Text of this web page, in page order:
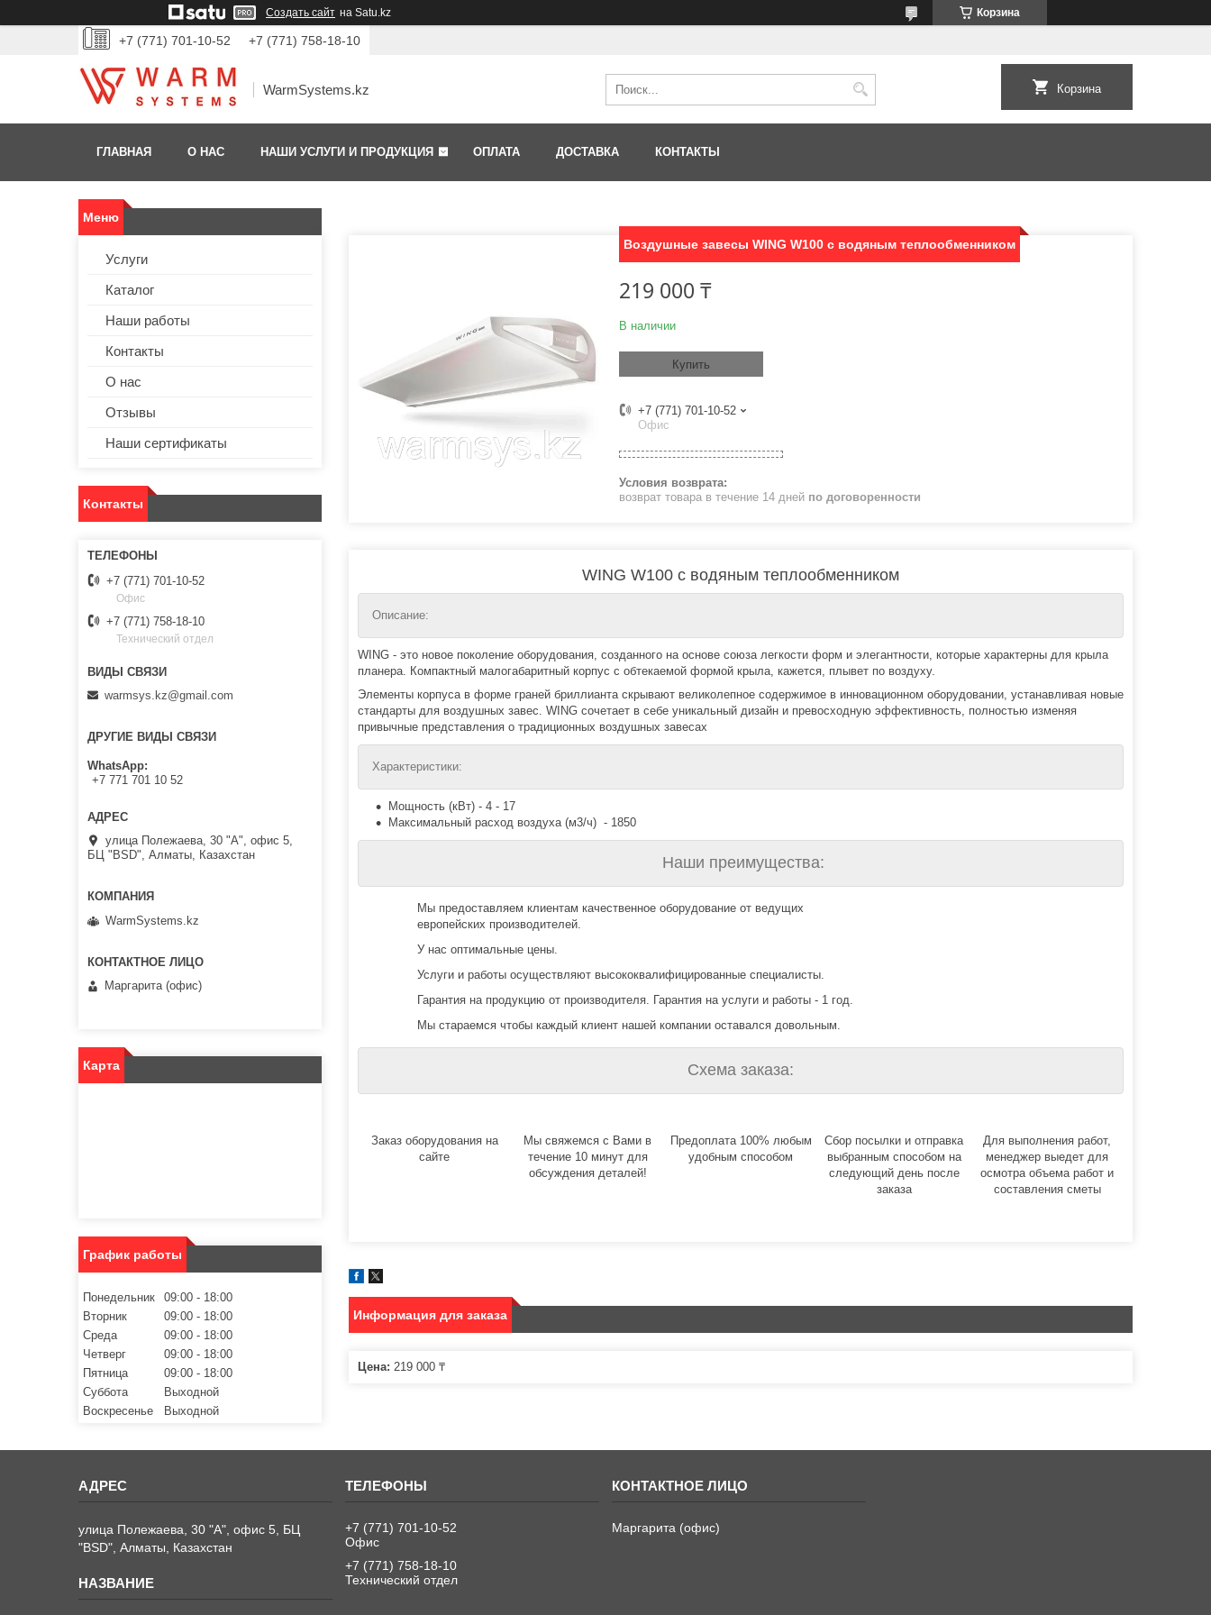
Создать сайт на Satu.kz Корзина
+7 (771) 701-10-52 +7 (771) 758-18-10
WarmSystems.kz Корзина
ГЛАВНАЯ О НАС НАШИ УСЛУГИ И ПРОДУКЦИЯ ОПЛАТА ДОСТАВКА КОНТАКТЫ
Воздушные завесы WING W100 с водяным теплообменником
219 000 ₸
В наличии
Купить
+7 (771) 701-10-52
Офис
возврат товара в течение 14 дней по договоренности
WING W100 с водяным теплообменником
Описание:
WING - это новое поколение оборудования, созданного на основе союза легкости форм и элегантности, которые характерны для крыла
планера. Компактный малогабаритный корпус с обтекаемой формой крыла, кажется, плывет по воздуху.
Элементы корпуса в форме граней бриллианта скрывают великолепное содержимое в инновационном оборудовании, устанавливая новые
стандарты для воздушных завес. WING сочетает в себе уникальный дизайн и превосходную эффективность, полностью изменяя
привычные представления о традиционных воздушных завесах
Характеристики:
Мощность (кВт) - 4 - 17
Максимальный расход воздуха (м3/ч) - 1850
Наши преимущества:
Мы предоставляем клиентам качественное оборудование от ведущих
европейских производителей.
У нас оптимальные цены.
Услуги и работы осуществляют высококвалифицированные специалисты.
Гарантия на продукцию от производителя. Гарантия на услуги и работы - 1 год.
Мы стараемся чтобы каждый клиент нашей компании оставался довольным.
Схема заказа:
Заказ оборудования на
сайте
Мы свяжемся с Вами в
течение 10 минут для
обсуждения деталей!
Предоплата 100% любым
удобным способом
Сбор посылки и отправка
выбранным способом на
следующий день после
заказа
Для выполнения работ,
менеджер выедет для
осмотра объема работ и
составления сметы
Информация для заказа
Цена: 219 000 ₸
Услуги
Каталог
Наши работы
Контакты
О нас
Отзывы
Наши сертификаты
Контакты
+7 (771) 701-10-52
Офис
+7 (771) 758-18-10
Технический отдел
warmsys.kz@gmail.com
ДРУГИЕ ВИДЫ СВЯЗИ
WhatsApp
+7 771 701 10 52
улица Полежаева, 30 "А", офис 5,
БЦ "BSD", Алматы, Казахстан
WarmSystems.kz
Маргарита (офис)
Карта
График работы
Понедельник 09:00
18:00
Вторник
09:00
18:00
Среда
09:00
18:00
Четверг
09:00
18:00
Пятница
09:00
18:00
Суббота
Выходной
Воскресенье
Выходной
улица Полежаева, 30 "А", офис 5, БЦ
"BSD", Алматы, Казахстан
+7 (771) 701-10-52
Офис
+7 (771) 758-18-10
Технический отдел
Маргарита (офис)